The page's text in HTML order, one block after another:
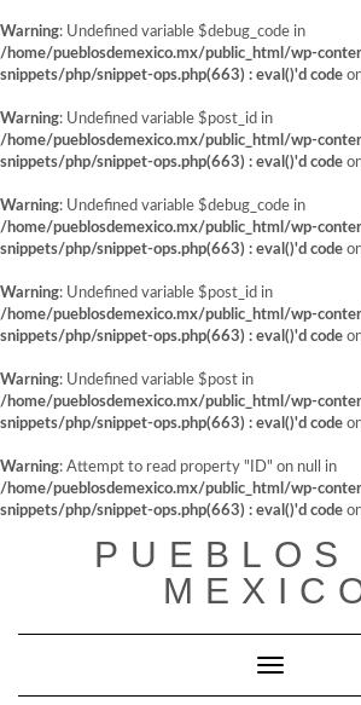
Warning: Undefined variable $debug_code in
/home/pueblosdemexico.mx/public_html/wp-
snippets/php/snippet-ops.php(663) : eval()'d code
Warning: Undefined variable $post_id in
/home/pueblosdemexico.mx/public_html/wp-
snippets/php/snippet-ops.php(663) : eval()'d code
Warning: Undefined variable $debug_code in
/home/pueblosdemexico.mx/public_html/wp-
snippets/php/snippet-ops.php(663) : eval()'d code
Warning: Undefined variable $post_id in
/home/pueblosdemexico.mx/public_html/wp-
snippets/php/snippet-ops.php(663) : eval()'d code
Warning: Undefined variable $post in
/home/pueblosdemexico.mx/public_html/wp-
snippets/php/snippet-ops.php(663) : eval()'d code
Warning: Attempt to read property "ID" on null in
/home/pueblosdemexico.mx/public_html/wp-
snippets/php/snippet-ops.php(663) : eval()'d code
PUEBLOS
Cambiar